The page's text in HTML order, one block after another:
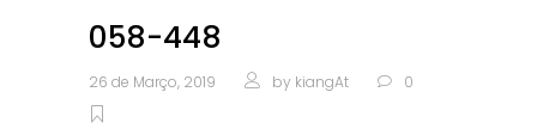
058-448
26 de Março, 2019 by kiangAt 0